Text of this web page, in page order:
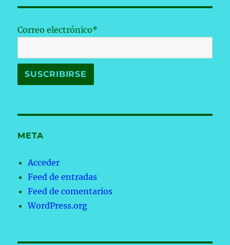
Correo electrónico*
META
Acceder
Feed de entradas
Feed de comentarios
WordPress.org